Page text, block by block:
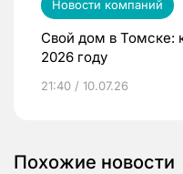
Новости компаний
Свой дом в Томске:
2026 году
21:40 / 10.07.26
Похожие новости